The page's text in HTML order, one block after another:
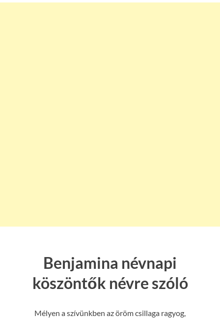
Benjamina névnapi
köszöntők névre szóló
Mélyen a szívünkben az öröm csillaga ragyog,